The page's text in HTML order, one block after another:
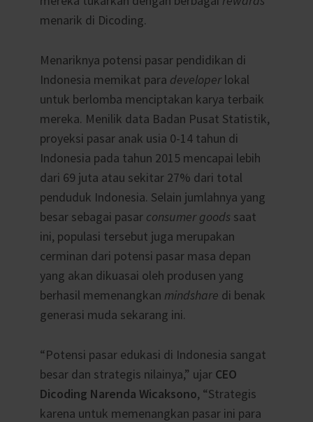
menarik di Dicoding.
Menariknya potensi pasar pendidikan di
Indonesia memikat para developerlokal
untuk berlomba menciptakan karya terbaik
mereka. Menilik data Badan Pusat Statistik,
proyeksi pasar anak usia 0-14 tahun di
Indonesia pada tahun 2015 mencapai lebih
dari 69 juta atau sekitar 27% dari total
penduduk Indonesia. Selain jumlahnya yang
besar sebagai pasar consumer goods saat
ini, populasi tersebut juga merupakan
cerminan dari potensi pasar masa depan
yang akan dikuasai oleh produsen yang
berhasil memenangkan mindshare di benak
generasi muda sekarang ini.
“Potensi pasar edukasi di Indonesia sangat
besar dan strategis nilainya,” ujar CEO
Dicoding Narenda Wicaksono, “Strategis
karena untuk memenangkan pasar ini para